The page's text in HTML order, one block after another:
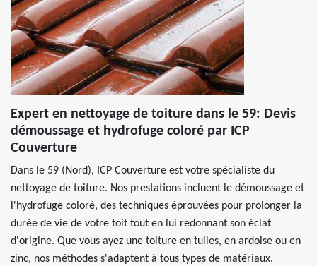
Expert en nettoyage de toiture dans le 59: Devis
démoussage et hydrofuge coloré par ICP
Couverture
Dans le 59 (Nord), ICP Couverture est votre spécialiste du
nettoyage de toiture. Nos prestations incluent le démoussage et
l'hydrofuge coloré, des techniques éprouvées pour prolonger la
durée de vie de votre toit tout en lui redonnant son éclat
d'origine. Que vous ayez une toiture en tuiles, en ardoise ou en
zinc, nos méthodes s'adaptent à tous types de matériaux.